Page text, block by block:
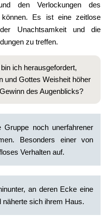
den Verlockungen des
Es ist eine zeitlose
Unachtsamkeit und die
zu treffen.
ich herausgefordert,
und Gottes Weisheit höher
des Augenblicks?
noch unerfahrener
Besonders einer von
Verhalten auf.
an deren Ecke eine
sich ihrem Haus.